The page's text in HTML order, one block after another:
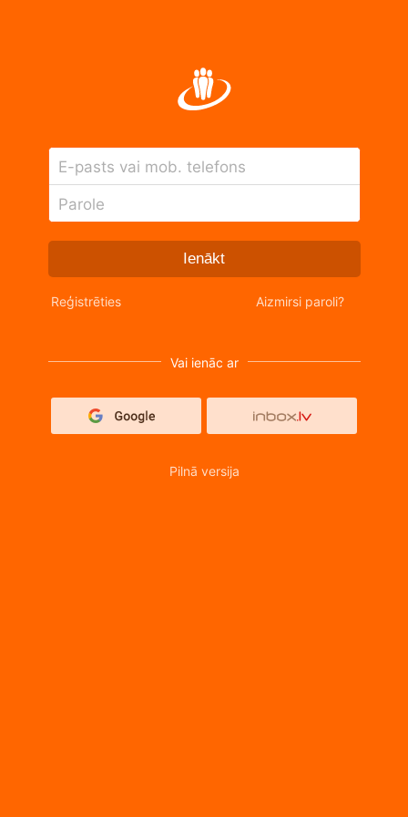
E-pasts vai mob. telefons
Parole
Ienākt
Reģistrēties Aizmirsi paroli?
Vai ienāc ar
Pilnā versija